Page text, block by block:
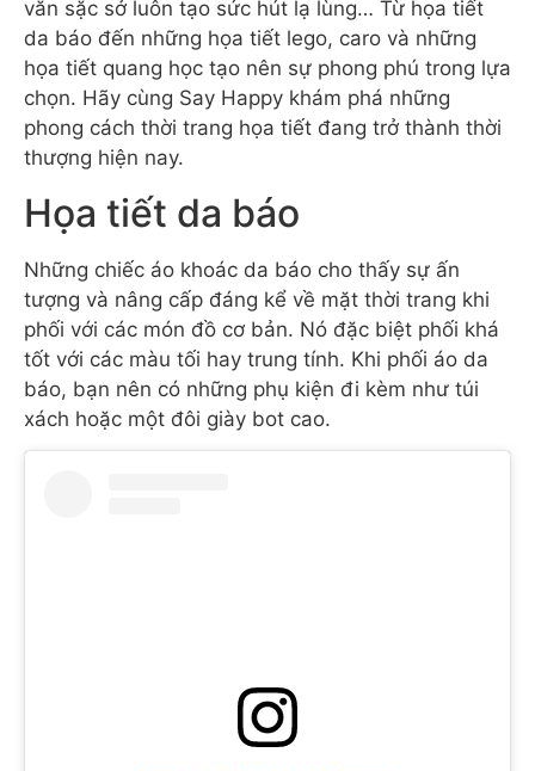
văn sặc sở luôn tạo sức hút lạ lùng… Từ họa tiết
da báo đến những họa tiết lego, caro và những
họa tiết quang học tạo nên sự phong phú trong lựa
chọn. Hãy cùng Say Happy khám phá những
phong cách thời trang họa tiết đang trở thành thời
thượng hiện nay.
Họa tiết da báo
Những chiếc áo khoác da báo cho thấy sự ấn
tượng và nâng cấp đáng kể về mặt thời trang khi
phối với các món đồ cơ bản. Nó đặc biệt phối khá
tốt với các màu tối hay trung tính. Khi phối áo da
báo, bạn nên có những phụ kiện đi kèm như túi
xách hoặc một đôi giày bot cao.